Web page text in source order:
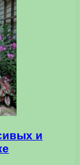
и